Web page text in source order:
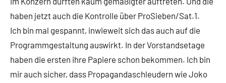
haben jetzt auch die Kontrolle über ProSieben/Sat.1.
Ich bin mal gespannt, inwieweit sich das auch auf die
Programmgestaltung auswirkt. In der Vorstandsetage
haben die ersten ihre Papiere schon bekommen. Ich bin
mir auch sicher, dass Propagandaschleudern wie Joko